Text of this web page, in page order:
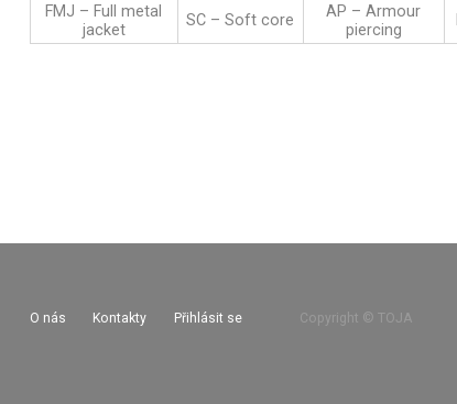
FMJ – Full metal
jacket
SC – Soft core
AP – Armour
piercing
O nás Kontakty Přihlásit se Copyright © TOJA